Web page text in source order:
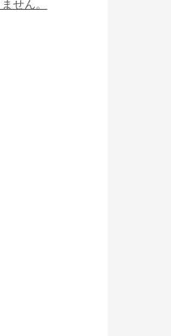
せん。